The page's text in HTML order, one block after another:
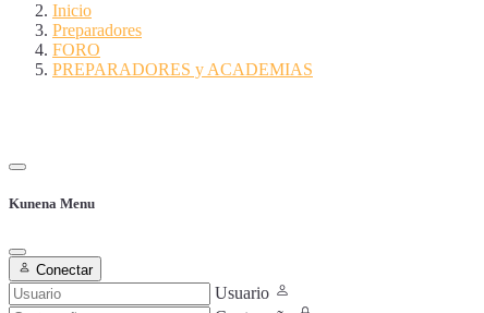
Inicio
Preparadores
FORO
PREPARADORES y ACADEMIAS
Kunena Menu
Conectar
Usuario